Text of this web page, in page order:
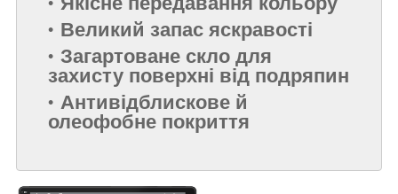
Великий запас яскравості
Загартоване скло для
захисту поверхні від подряпин
Антивідблискове й
олеофобне покриття